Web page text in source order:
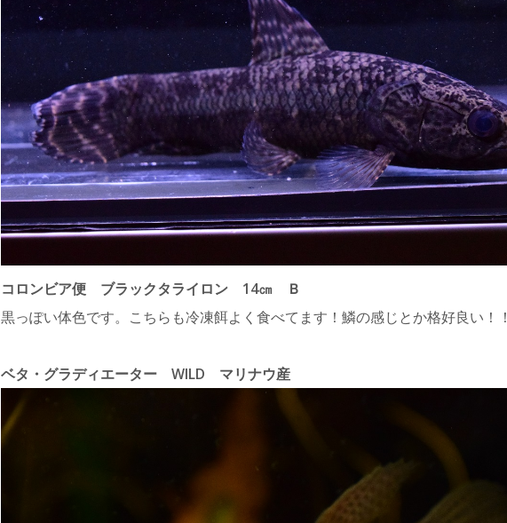
コロンビア便 ブラックタライロン 14㎝ Ｂ
黒っぽい体色です。こちらも冷凍餌よく食べてます！鱗の感じとか格好良い！！
ベタ・グラディエーター WILD マリナウ産